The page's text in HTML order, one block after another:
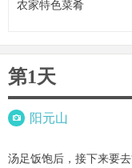
农家特色菜肴
第1天
 阳元山
汤足饭饱后，接下来要